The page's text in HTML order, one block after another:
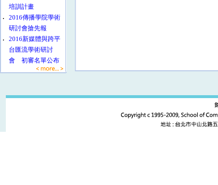
培訓計畫
‧
2016傳播學院學術
研討會搶先報
‧
2016新媒體與跨平
台匯流學術研討
會 初審名單公布